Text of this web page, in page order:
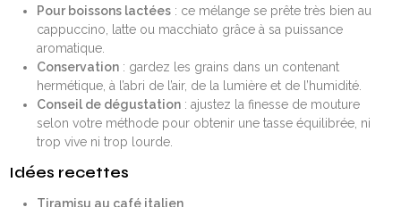
Pour boissons lactées: ce mélange se prête très bien au
cappuccino, latte ou macchiato grâce à sa puissance
aromatique.
Conservation: gardez les grains dans un contenant
hermétique, à l’abri de l’air, de la lumière et de l’humidité.
Conseil de dégustation: ajustez la finesse de mouture
selon votre méthode pour obtenir une tasse équilibrée, ni
trop vive ni trop lourde.
Idées recettes
Tiramisu au café italien